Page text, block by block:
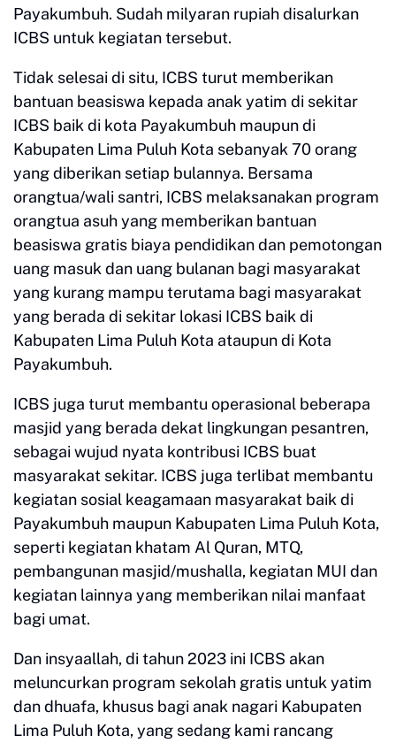
Payakumbuh. Sudah milyaran rupiah disalurkan
ICBS untuk kegiatan tersebut.
Tidak selesai di situ, ICBS turut memberikan
bantuan beasiswa kepada anak yatim di sekitar
ICBS baik di kota Payakumbuh maupun di
Kabupaten Lima Puluh Kota sebanyak 70 orang
yang diberikan setiap bulannya. Bersama
orangtua/wali santri, ICBS melaksanakan program
orangtua asuh yang memberikan bantuan
beasiswa gratis biaya pendidikan dan pemotongan
uang masuk dan uang bulanan bagi masyarakat
yang kurang mampu terutama bagi masyarakat
yang berada di sekitar lokasi ICBS baik di
Kabupaten Lima Puluh Kota ataupun di Kota
Payakumbuh.
ICBS juga turut membantu operasional beberapa
masjid yang berada dekat lingkungan pesantren,
sebagai wujud nyata kontribusi ICBS buat
masyarakat sekitar. ICBS juga terlibat membantu
kegiatan sosial keagamaan masyarakat baik di
Payakumbuh maupun Kabupaten Lima Puluh Kota,
seperti kegiatan khatam Al Quran, MTQ,
pembangunan masjid/mushalla, kegiatan MUI dan
kegiatan lainnya yang memberikan nilai manfaat
bagi umat.
Dan insyaallah, di tahun 2023 ini ICBS akan
meluncurkan program sekolah gratis untuk yatim
dan dhuafa, khusus bagi anak nagari Kabupaten
Lima Puluh Kota, yang sedang kami rancang